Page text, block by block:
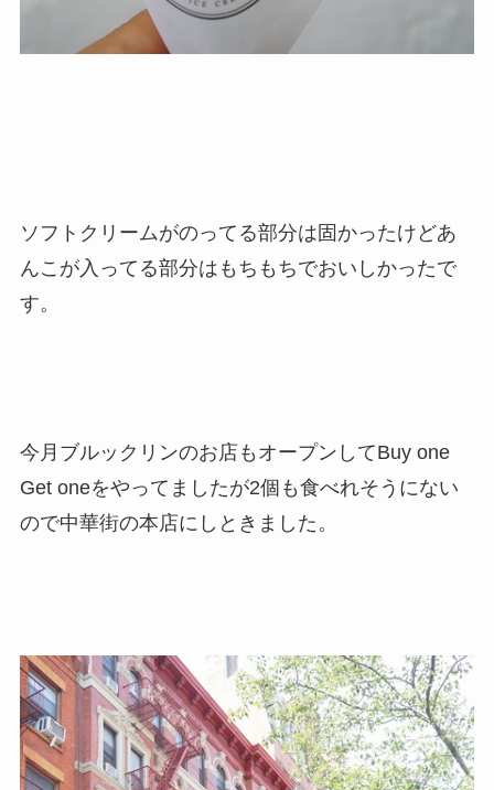
ソフトクリームがのってる部分は固かったけどあ
んこが入ってる部分はもちもちでおいしかったで
す。
今月ブルックリンのお店もオープンしてBuy one
Get oneをやってましたが2個も食べれそうにない
ので中華街の本店にしときました。